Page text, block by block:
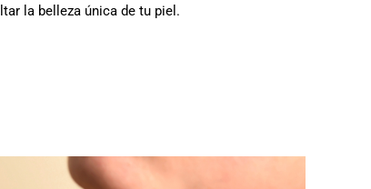
la belleza única de tu piel.